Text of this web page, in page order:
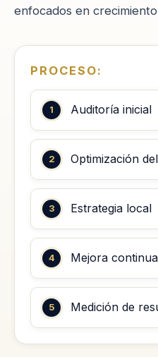
PROCESO:
Auditoría inicial
Optimización
Estrategia local
Mejora continua
Medición de
enfocados en